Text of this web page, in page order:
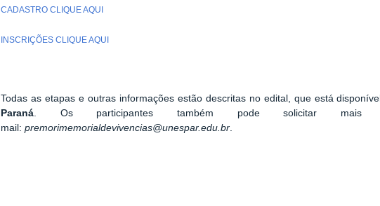
CADASTRO CLIQUE AQUI
INSCRIÇÕES CLIQUE AQUI
Todas as etapas e outras informações estão descritas no edital, que está
Paraná . Os participantes também pode solicitar
mail:premorimemorialdevivencias@unespar.edu.br